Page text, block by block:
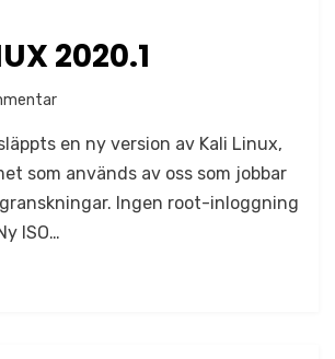
2020.1
på
Linux
2020.1
en ny version av Kali Linux,
som används av oss som jobbar
Ingen root-inloggning
ISO…